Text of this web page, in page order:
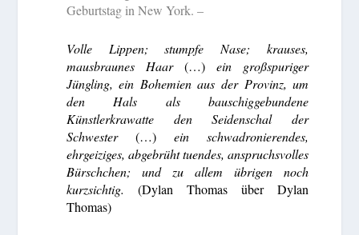
Geburtstag in New York. –
Volle Lippen; stumpfe Nase; krauses,
mausbraunes Haar (…)ein großspuriger
Jüngling, ein Bohemien aus der Provinz, um
den Hals als bauschiggebundene
Künstlerkrawatte den Seidenschal der
Schwester (…)ein schwadronierendes,
ehrgeiziges, abgebrüht tuendes, anspruchsvolles
Bürschchen; und zu allem übrigen noch
kurzsichtig. (Dylan Thomas über Dylan
Thomas)